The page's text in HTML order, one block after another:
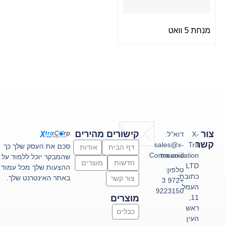
מנחת 5 וואט
סכם את העסק שלך כך
שהמבקר יוכל ללמוד על
ההצעות שלך מכל עמוד
באתר האינטרנט שלך.
קישורים מהירים
דף הבית
אודות
חדשות
מוצרים
צור קשר
מוצרים
כבלים
צור
קשר
X-
Tra
Communication
LTD
כתובת:
העמל
ראש
העין
דוא"ל:
sales@x-
tra.co.il
טלפון:
+972 3
9223150